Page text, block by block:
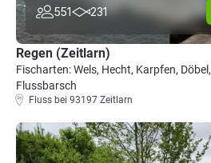
551 231
Regen (Zeitlarn)
Fischarten: Wels, Hecht, Karpfen, Döbel,
Flussbarsch
Fluss bei 93197 Zeitlarn